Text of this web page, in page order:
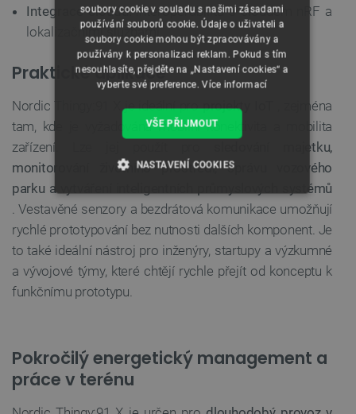
Integrace cloudu:interoperabilita s cloudem nRF a
lokalizačními službami
Praktické aplikace
Nordic Thingy:91 X je ideální proprojekty IoT
, zejména
tam, kde je vyžadována mobilní konektivita a mobilita
zařízení. Lze jej použít pro
sledování majetku,
monitorování životního prostředí, správu vozového
parku a vytváření inteligentních průmyslových systémů
. Vestavěné senzory a bezdrátová komunikace umožňují
rychlé prototypování bez nutnosti dalších komponent. Je
to také ideální nástroj pro inženýry, startupy a výzkumné
a vývojové týmy, které chtějí rychle přejít od konceptu k
funkčnímu prototypu.
Pokročilý energetický management a
práce v terénu
soubory cookie v souladu s našimi zásadami
používání souborů cookie. Údaje o uživateli a
soubory cookie mohou být zpracovávány a
používány k personalizaci reklam. Pokud s tím
nesouhlasíte, přejděte na „Nastavení cookies“ a
vyberte své preference.Více informací
VŠE PŘIJMOUT
NASTAVENÍ COOKIES
VÝKONOVÉ SOUBORY
SOUBORY CÍLENÍ
Nezbytně nutné soubory
Soubory cílení Funkční soubory